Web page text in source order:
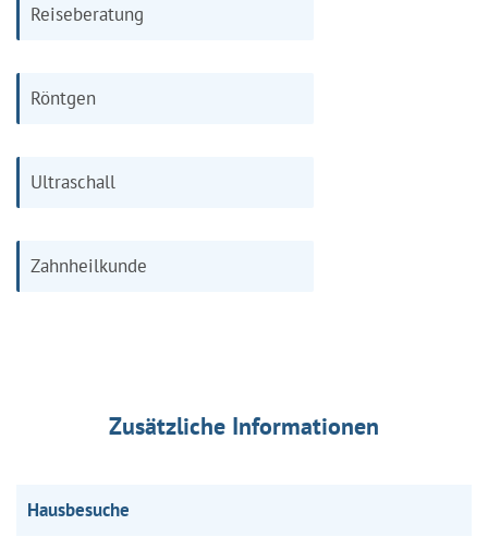
Reiseberatung
Röntgen
Ultraschall
Zahnheilkunde
Zusätzliche Informationen
Hausbesuche